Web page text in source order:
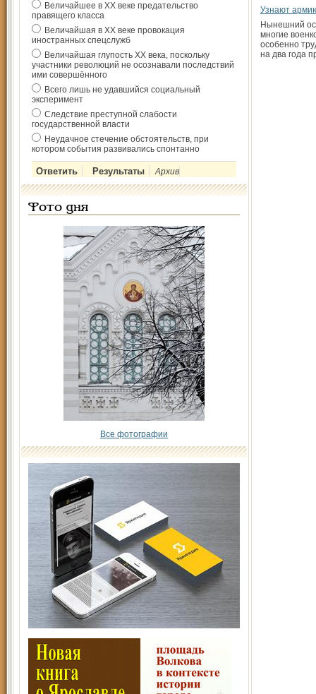
Величайшее в ХХ веке предательство
правящего класса
Величайшая в ХХ веке провокация
иностранных спецслужб
Величайшая глупость ХХ века, поскольку
участники революций не осознавали последствий
ими совершённого
Всего лишь не удавшийся социальный
эксперимент
Следствие преступной слабости
государственной власти
Неудачное стечение обстоятельств, при
котором события развивались спонтанно
Архив
Фото дня
Все фотографии
Узнают
Нынешний
многие
особенно
на два года